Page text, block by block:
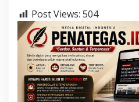
Post Views: 504